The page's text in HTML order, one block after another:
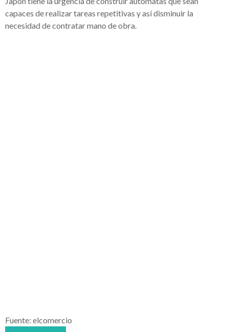
capaces de realizar tareas repetitivas y así disminuir la
necesidad de contratar mano de obra.
Fuente: elcomercio